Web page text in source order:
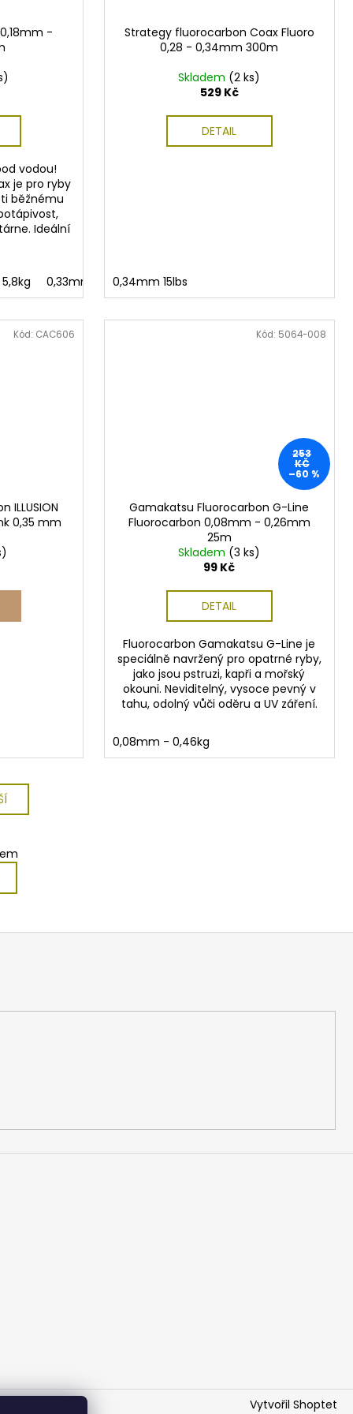
6.4kg/20m 0.60mm/16.0kg/20m
-
vodou!
je pro ryby
běžnému
Ideální
0,33mm 7,2kg 0,35mm 7,7kg
Strategy fluorocarbon Coax Fluoro
0,28 - 0,34mm 300m
Skladem (2 ks)
529 Kč
DETAIL
0,34mm 15lbs
ILLUSION
0,35 mm
Kód: CAC606
253
KČ
–60 %
Gamakatsu Fluorocarbon G-Line
Fluorocarbon 0,08mm - 0,26mm
25m
Skladem (3 ks)
99 Kč
DETAIL
Fluorocarbon Gamakatsu G-Line je
speciálně navržený pro opatrné ryby,
jako jsou pstruzi, kapři a mořský
okouni. Neviditelný, vysoce pevný v
tahu, odolný vůči oděru a UV záření.
0,08mm - 0,46kg
Kód: 5064-008
Vytvořil Shoptet